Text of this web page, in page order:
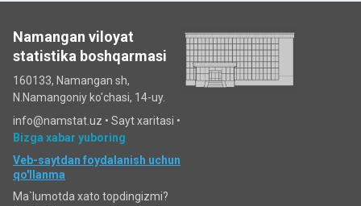
Namangan viloyat
statistika boshqarmasi
160133, Namangan sh,
N.Namangoniy ko'chasi, 14-uy.
info@namstat.uz • Sayt xaritasi •
Bizga xabar yuboring
Veb-saytdan foydalanish uchun
qo'llanma
Ma`lumotda xato topdingizmi?